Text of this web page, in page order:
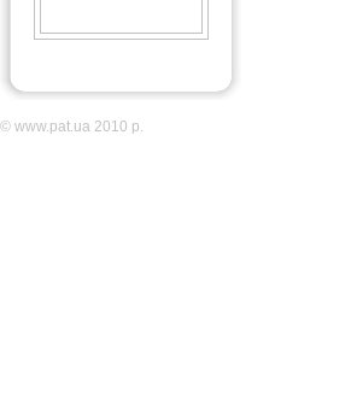
© www.pat.ua 2010 р.